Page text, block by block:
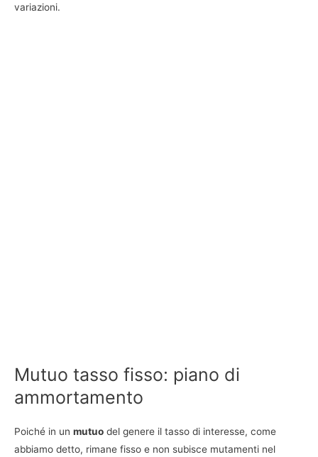
variazioni.
Mutuo tasso fisso: piano di
ammortamento
Poiché in un mutuo del genere il tasso di interesse, come
abbiamo detto, rimane fisso e non subisce mutamenti nel